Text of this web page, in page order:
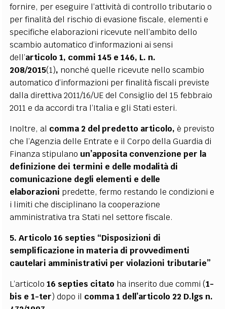
fornire, per eseguire l’attività di controllo tributario o
per finalità del rischio di evasione fiscale, elementi e
specifiche elaborazioni ricevute nell’ambito dello
scambio automatico d’informazioni ai sensi
dell’articolo 1, commi 145 e 146, L. n.
208/2015(1), nonché quelle ricevute nello scambio
automatico d’informazioni per finalità fiscali previste
dalla direttiva 2011/16/UE del Consiglio del 15 febbraio
2011 e da accordi tra l’Italia e gli Stati esteri.
Inoltre, al comma 2 del predetto articolo, è previsto
che l’Agenzia delle Entrate e il Corpo della Guardia di
Finanza stipulano un’apposita convenzione per la
definizione dei termini e delle modalità di
comunicazione degli elementi e delle
elaborazioni predette, fermo restando le condizioni e
i limiti che disciplinano la cooperazione
amministrativa tra Stati nel settore fiscale.
5. Articolo 16 septies “Disposizioni di
semplificazione in materia di provvedimenti
cautelari amministrativi per violazioni tributarie”
L’articolo16 septies citato ha inserito due commi (1-
bis e 1-ter) dopo il comma 1 dell’articolo 22 D.lgs n.